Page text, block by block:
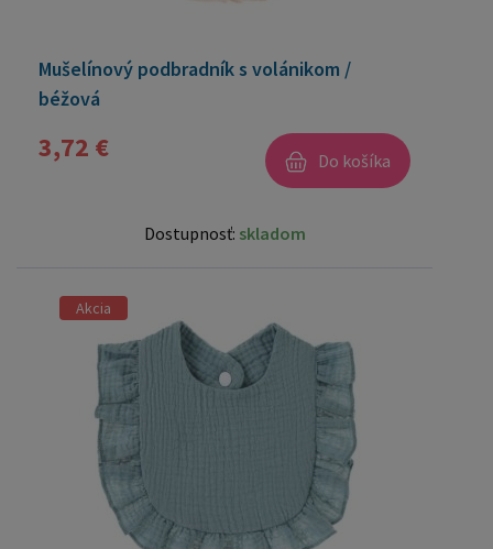
Mušelínový podbradník s volánikom /
béžová
3,72 € Do košíka
Dostupnosť: skladom
Akcia